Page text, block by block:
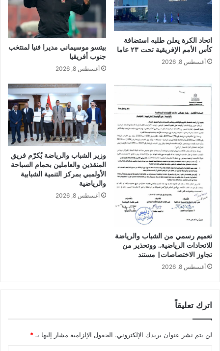
اتحاد الكرة يعلن طلبه استضافة
كأس الأمم الإفريقية تحت ٢٣ عاما
أغسطس 8, 2026
بيتسو موسيماني مديرا فنيا لمنتخب
جنوب أفريقيا
أغسطس 8, 2026
تعميم رسمي من الشباب والرياضة
للاتحادات الرياضية.. ووتحذير من
تجاوز الاختصاصات| مستند
أغسطس 8, 2026
وزير الشباب والرياضة يُكرّم فريق
المنقذين والعاملين بحمام السباحة
الأولمبي بمركز التنمية الشبابية
والرياضية
أغسطس 8, 2026
اترك تعليقاً
لن يتم نشر عنوان بريدك الإلكتروني. الحقول الإلزامية مشار إليها بـ*